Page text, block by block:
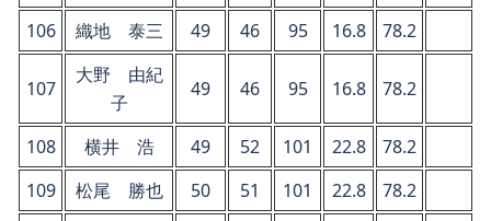
106
織地 泰三 49 46 95 16.8 78.2
107
大野 由紀
子
49 46 95 16.8 78.2
108 横井 浩 49 52 101 22.8
78.2
109
松尾 勝也 50 51 101 22.8 78.2